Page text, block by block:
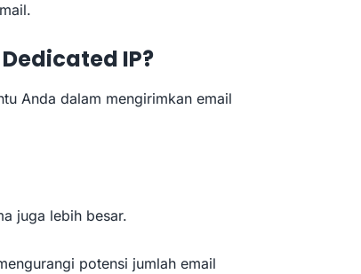
IP?
Anda dalam mengirimkan email
juga lebih besar.
potensi jumlah email